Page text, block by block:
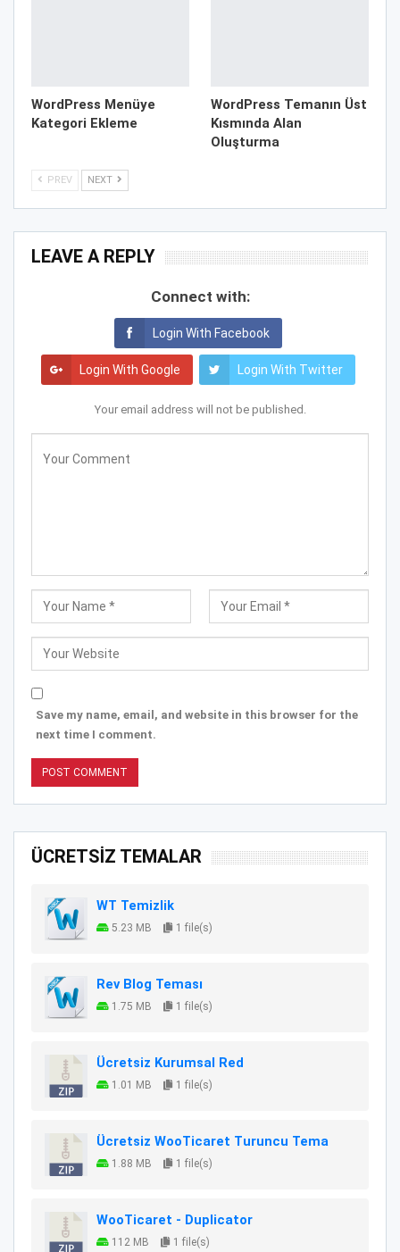
WordPress Menüye
Kategori Ekleme
WordPress Temanın Üst
Kısmında Alan
Oluşturma
PREV NEXT
LEAVE A REPLY
Connect with:
Login With Facebook
Login With Google Login With Twitter
Your email address will not be published.
Save my name, email, and website in this browser for the
next time I comment.
ÜCRETSİZ TEMALAR
WT Temizlik
5.23 MB 1 file(s)
Rev Blog Teması
1.75 MB 1 file(s)
Ücretsiz Kurumsal Red
1.01 MB 1 file(s)
Ücretsiz WooTicaret Turuncu Tema
1.88 MB 1 file(s)
WooTicaret - Duplicator
112 MB 1 file(s)